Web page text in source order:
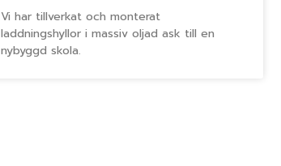
Vi har tillverkat och monterat
laddningshyllor i massiv oljad ask till en
nybyggd skola.